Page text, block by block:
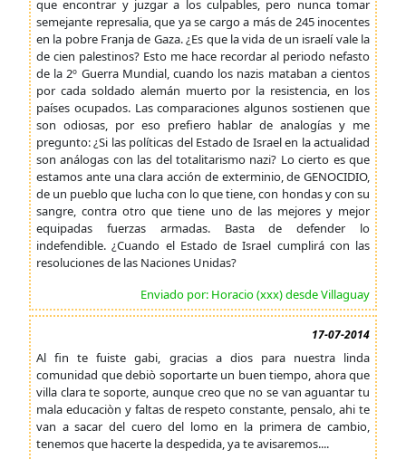
que encontrar y juzgar a los culpables, pero nunca tomar
semejante represalia, que ya se cargo a más de 245 inocentes
en la pobre Franja de Gaza. ¿Es que la vida de un israelí vale la
de cien palestinos? Esto me hace recordar al periodo nefasto
de la 2º Guerra Mundial, cuando los nazis mataban a cientos
por cada soldado alemán muerto por la resistencia, en los
países ocupados. Las comparaciones algunos sostienen que
son odiosas, por eso prefiero hablar de analogías y me
pregunto: ¿Si las políticas del Estado de Israel en la actualidad
son análogas con las del totalitarismo nazi? Lo cierto es que
estamos ante una clara acción de exterminio, de GENOCIDIO,
de un pueblo que lucha con lo que tiene, con hondas y con su
sangre, contra otro que tiene uno de las mejores y mejor
equipadas fuerzas armadas. Basta de defender lo
indefendible. ¿Cuando el Estado de Israel cumplirá con las
resoluciones de las Naciones Unidas?
Enviado por: Horacio (xxx) desde Villaguay
17-07-2014
Al fin te fuiste gabi, gracias a dios para nuestra linda
comunidad que debiò soportarte un buen tiempo, ahora que
villa clara te soporte, aunque creo que no se van aguantar tu
mala educaciòn y faltas de respeto constante, pensalo, ahi te
van a sacar del cuero del lomo en la primera de cambio,
tenemos que hacerte la despedida, ya te avisaremos....